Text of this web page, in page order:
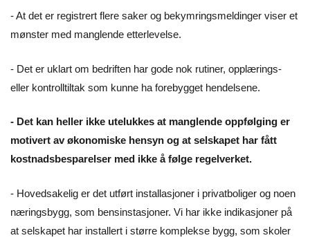
- At det er registrert flere saker og bekymringsmeldinger viser et
mønster med manglende etterlevelse.
- Det er uklart om bedriften har gode nok rutiner, opplærings-
eller kontrolltiltak som kunne ha forebygget hendelsene.
- Det kan heller ikke utelukkes at manglende oppfølging er
motivert av økonomiske hensyn og at selskapet har fått
kostnadsbesparelser med ikke å følge regelverket.
- Hovedsakelig er det utført installasjoner i privatboliger og noen
næringsbygg, som bensinstasjoner. Vi har ikke indikasjoner på
at selskapet har installert i større komplekse bygg, som skoler